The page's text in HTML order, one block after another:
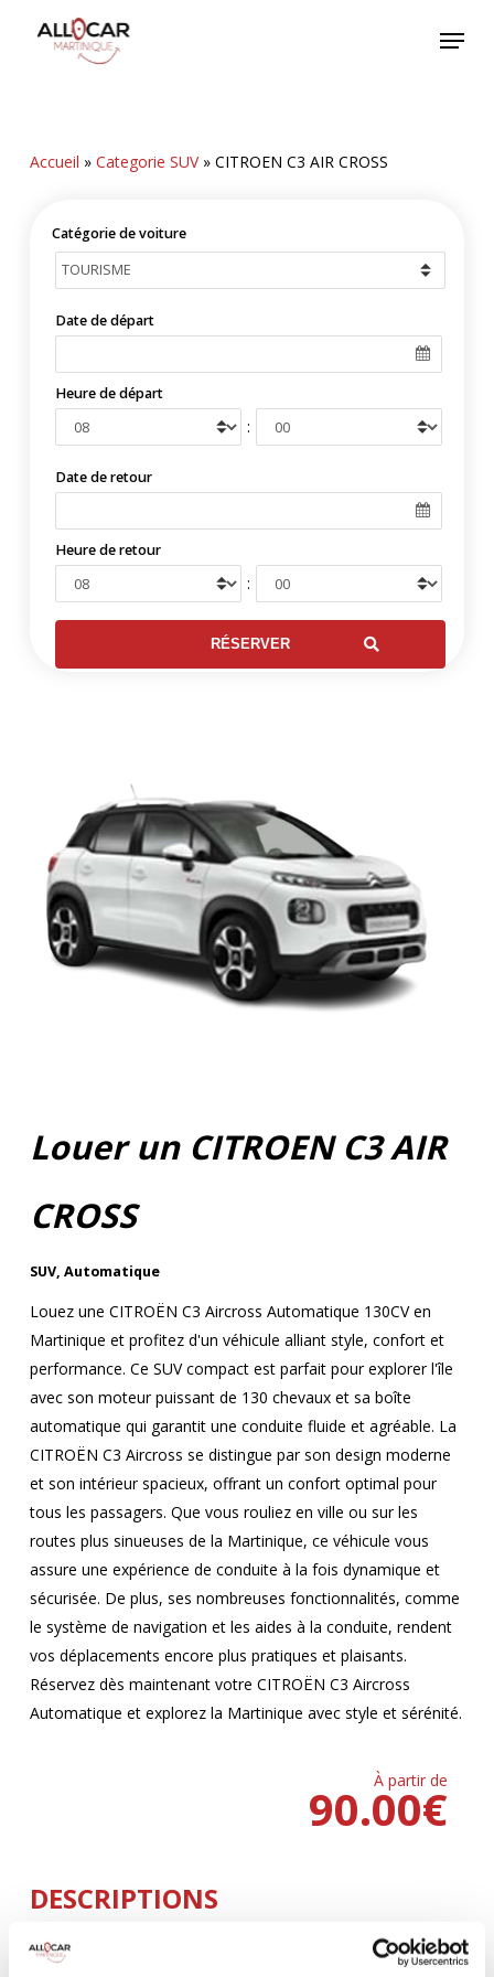
Menu
Accueil » Categorie SUV» CITROEN C3 AIR CROSS
Catégorie de voiture
Date de départ
Heure de départ
:
Date de retour
Heure de retour
:
Louer un CITROEN C3 AIR
CROSS
SUV, Automatique
Louez une CITROËN C3 Aircross Automatique 130CV en
Martinique et profitez d'un véhicule alliant style, confort et
performance. Ce SUV compact est parfait pour explorer l'île
avec son moteur puissant de 130 chevaux et sa boîte
automatique qui garantit une conduite fluide et agréable. La
CITROËN C3 Aircross se distingue par son design moderne
et son intérieur spacieux, offrant un confort optimal pour
tous les passagers. Que vous rouliez en ville ou sur les
routes plus sinueuses de la Martinique, ce véhicule vous
assure une expérience de conduite à la fois dynamique et
sécurisée. De plus, ses nombreuses fonctionnalités, comme
le système de navigation et les aides à la conduite, rendent
vos déplacements encore plus pratiques et plaisants.
Réservez dès maintenant votre CITROËN C3 Aircross
Automatique et explorez la Martinique avec style et sérénité.
À partir de
€
90.00
DESCRIPTIONS
AUTOMATIQUE